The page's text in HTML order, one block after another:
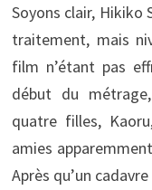
Soyons clair, Hikiko
traitement, mais
film n’étant pas
début du
quatre filles,
amies
Après qu’un